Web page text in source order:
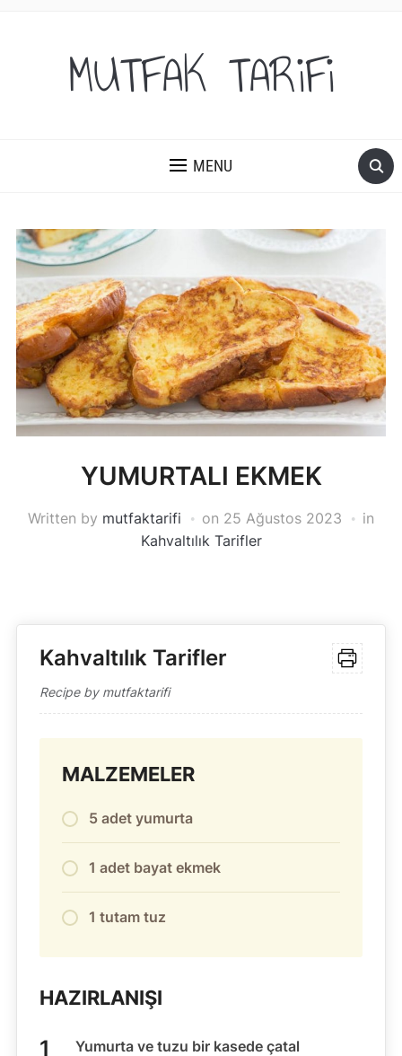
MUTFAK TARiFi
MENU
YUMURTALI EKMEK
Written by mutfaktarifi on 25 Ağustos 2023
in
Kahvaltılık Tarifler
Kahvaltılık Tarifler
Recipe by mutfaktarifi
MALZEMELER
5 adet yumurta
1 adet bayat ekmek
1 tutam tuz
HAZIRLANIŞI
Yumurta ve tuzu bir kasede çatal